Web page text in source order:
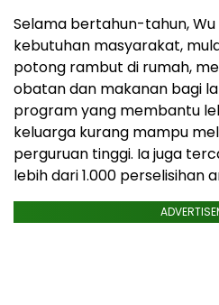
Selama bertahun-tahun,
kebutuhan masyarakat,
potong rambut di rumah,
obatan dan makanan bagi
program yang membantu
keluarga kurang mampu
perguruan tinggi. Ia juga
lebih dari 1.000 perselisihan